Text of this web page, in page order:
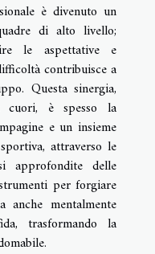
è divenuto un
di alto livello;
le aspettative e
contribuisce a
Questa sinergia,
è spesso la
e un insieme
attraverso le
approfondite delle
per forgiare
mentalmente
trasformando la